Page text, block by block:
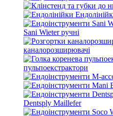
Sani Wieter ручні
каналорозширювачі
пульпоекстрактори
Dentsply Maillefer